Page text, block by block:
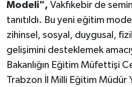
Modeli", Vakfıkebir de
tanıtıldı. Bu yeni eğitim
zihinsel, sosyal, duygusal,
gelişimini desteklemek
Bakanlığın Eğitim Müfettişi
Trabzon İl Milli Eğitim Müdür